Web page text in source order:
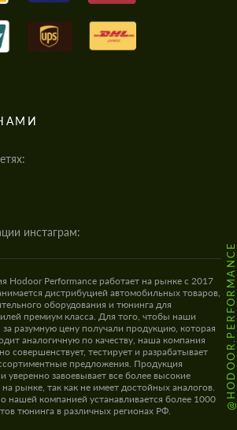
инстаграм:
@HODOOR.PERFORMANCE
Hodoor Performance работает на рынке с 2017
дистрибуцией автомобильных товаров,
оборудования и тюнинга для
премиум класса. Для того, чтобы наши
за разумную цену получали продукцию, которая
аналогичную по качеству, наша компания
совершенствует, тестирует и разрабатывает
предложения. Продукция
уверенно завоевывает все более высокие
рынке, так как не имеет достойных аналогов.
нашей компанией устанавливается более 1000
тюнинга в различных регионах РФ.